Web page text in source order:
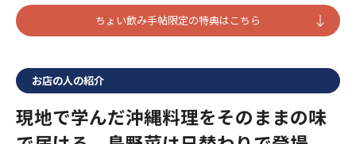
ちょい飲み手帖限定の特典はこちら
お店の人の紹介
現地で学んだ沖縄料理をそのままの味